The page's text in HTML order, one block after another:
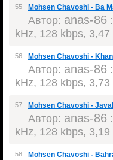
55 Mohsen Chavoshi - Ba
Автор: anas-86
kHz, 128 kbps,
56 Mohsen Chavoshi -
Автор: anas-86
kHz, 128 kbps,
57 Mohsen Chavoshi -
Автор: anas-86
kHz, 128 kbps,
58 Mohsen Chavoshi -